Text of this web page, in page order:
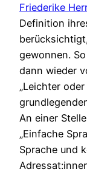
Friederike
Definition
gewonnen.
dann wieder
„Leichter
An einer
„Einfache
Sprache und